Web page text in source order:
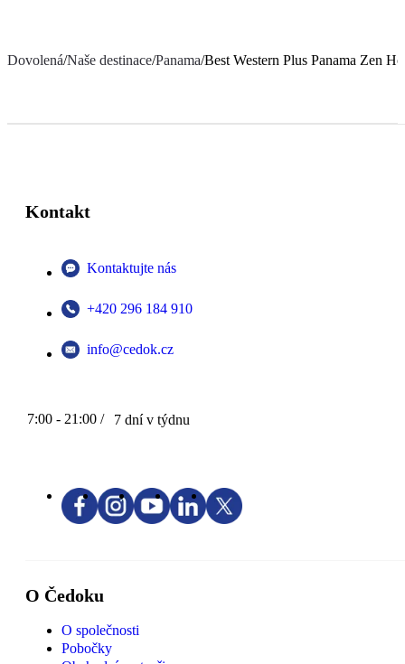
Dovolená/Naše destinace/Panama/Best Western Plus Panama Zen
Kontakt
Kontaktujte nás
+420 296 184 910
info@cedok.cz
7:00 - 21:00 / 7 dní v týdnu
O Čedoku
O společnosti
Pobočky